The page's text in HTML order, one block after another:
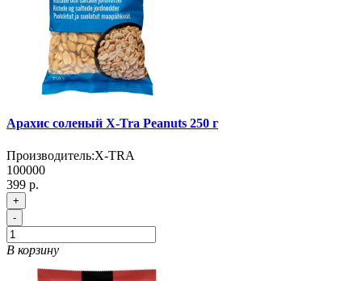
Арахис соленый X-Tra Peanuts 250 г
Производитель:X-TRA
100000
399 р.
+
-
В корзину